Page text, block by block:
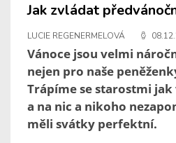
Jak zvládat
LUCIE REGENERMELOVÁ
Vánoce jsou velmi
nejen pro naše
Trápíme se starostmi
a na nic a nikoho
měli svátky perfektní.